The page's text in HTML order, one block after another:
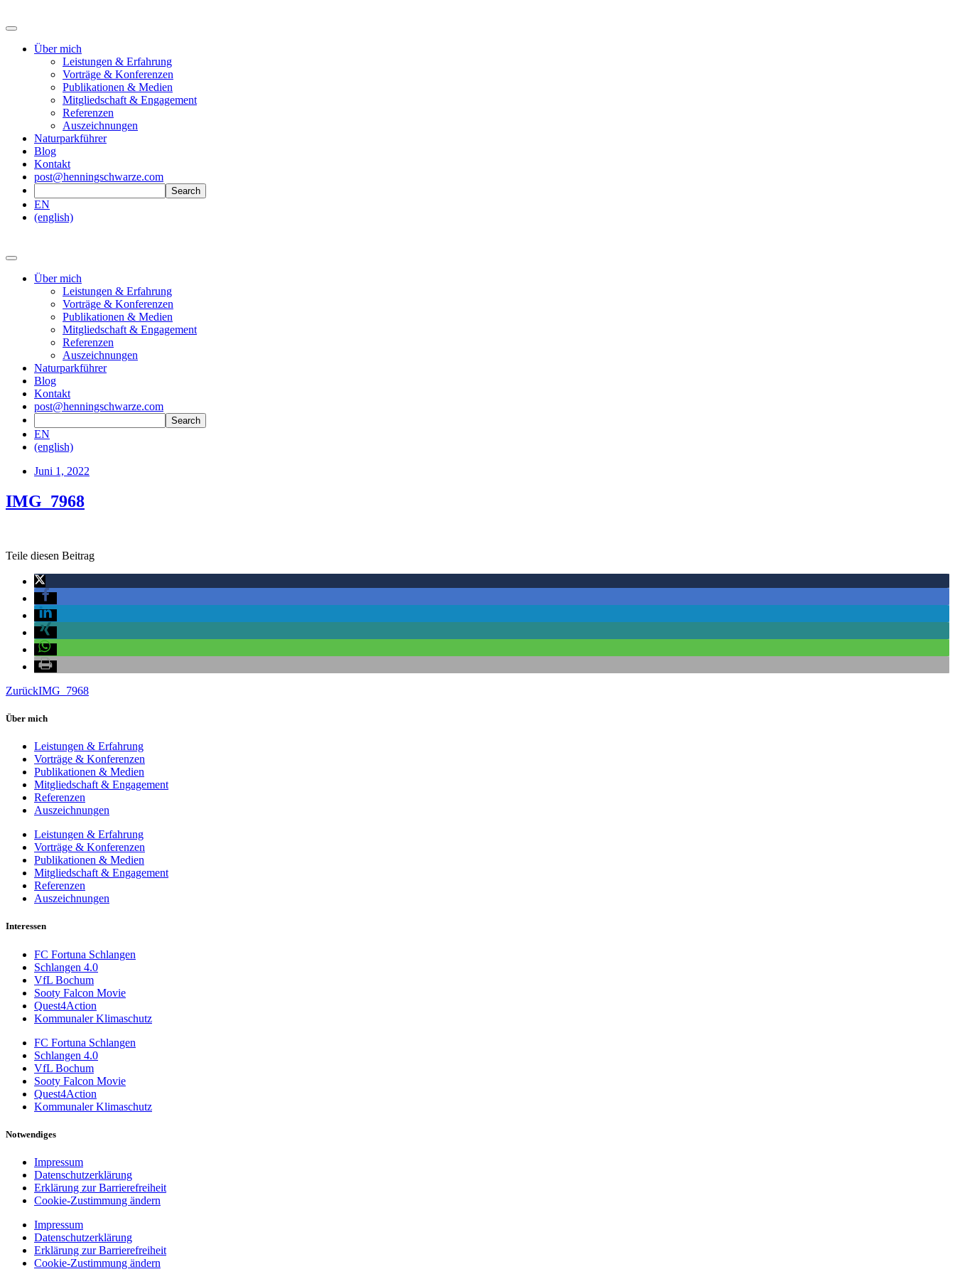
Über mich
Leistungen & Erfahrung
Vorträge & Konferenzen
Publikationen & Medien
Mitgliedschaft & Engagement
Referenzen
Auszeichnungen
Naturparkführer
Blog
Kontakt
post@henningschwarze.com
EN
(english)
Über mich
Leistungen & Erfahrung
Vorträge & Konferenzen
Publikationen & Medien
Mitgliedschaft & Engagement
Referenzen
Auszeichnungen
Naturparkführer
Blog
Kontakt
post@henningschwarze.com
EN
(english)
Juni 1, 2022
IMG_7968
Teile diesen Beitrag
ZurückIMG_7968
Über mich
Leistungen & Erfahrung
Vorträge & Konferenzen
Publikationen & Medien
Mitgliedschaft & Engagement
Referenzen
Auszeichnungen
Leistungen & Erfahrung
Vorträge & Konferenzen
Publikationen & Medien
Mitgliedschaft & Engagement
Referenzen
Auszeichnungen
Interessen
FC Fortuna Schlangen
Schlangen 4.0
VfL Bochum
Sooty Falcon Movie
Quest4Action
Kommunaler Klimaschutz
FC Fortuna Schlangen
Schlangen 4.0
VfL Bochum
Sooty Falcon Movie
Quest4Action
Kommunaler Klimaschutz
Notwendiges
Impressum
Datenschutzerklärung
Erklärung zur Barrierefreiheit
Cookie-Zustimmung ändern
Impressum
Datenschutzerklärung
Erklärung zur Barrierefreiheit
Cookie-Zustimmung ändern